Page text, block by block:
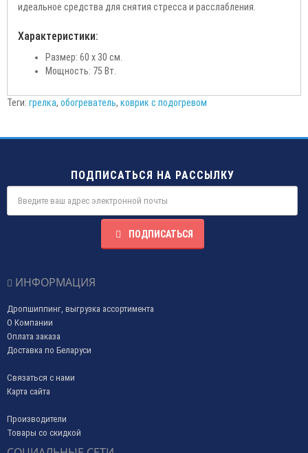
идеальное средства для снятия стресса и расслабления.
Характеристики:
Размер: 60 х 30 см.
Мощность: 75 Вт.
Теги: грелка, обогреватель, коврик с подогревом
ПОДПИСАТЬСЯ НА РАССЫЛКУ
ПОДПИСАТЬСЯ
ИНФОРМАЦИЯ
Дропшиппинг, выгрузка ассортимента
О Компании
Оплата заказа
Доставка по Беларуси
Связаться с нами
Карта сайта
Производители
Товары со скидкой